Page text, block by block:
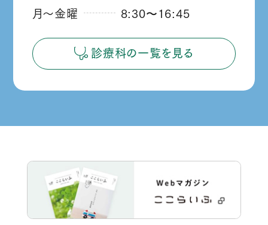
‐
月～金曜
8:30
16:45
診療科の一覧を見る